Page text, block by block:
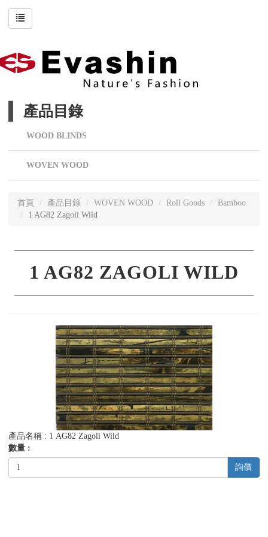
產品目錄
WOOD BLINDS
WOVEN WOOD
首頁 產品目錄 WOVEN WOOD Roll Goods
Bamboo
1 AG82 Zagoli Wild
1 AG82 ZAGOLI WILD
產品名稱 : 1 AG82 Zagoli Wild
數量 :
詢價